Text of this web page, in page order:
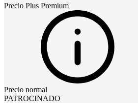
Precio Plus Premium
Precio normal
PATROCINADO